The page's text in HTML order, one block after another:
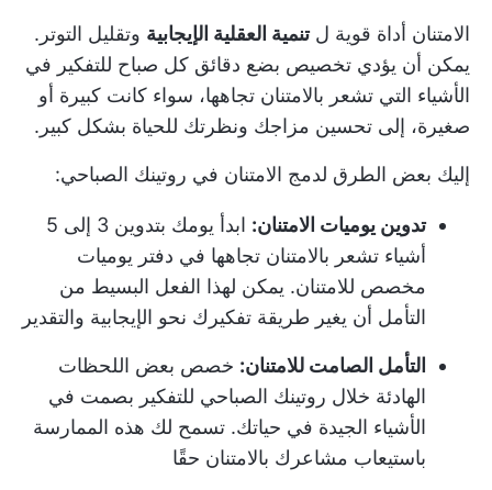
الامتنان أداة قوية لتنمية العقلية الإيجابية وتقليل التوتر.
يمكن أن يؤدي تخصيص بضع دقائق كل صباح للتفكير في
الأشياء التي تشعر بالامتنان تجاهها، سواء كانت كبيرة أو
صغيرة، إلى تحسين مزاجك ونظرتك للحياة بشكل كبير.
إليك بعض الطرق لدمج الامتنان في روتينك الصباحي:
تدوين يوميات الامتنان:
ابدأ يومك بتدوين 3 إلى 5
أشياء تشعر بالامتنان تجاهها في دفتر يوميات
مخصص للامتنان. يمكن لهذا الفعل البسيط من
التأمل أن يغير طريقة تفكيرك نحو الإيجابية والتقدير
التأمل الصامت للامتنان: خصص بعض اللحظات
الهادئة خلال روتينك الصباحي للتفكير بصمت في
الأشياء الجيدة في حياتك. تسمح لك هذه الممارسة
باستيعاب مشاعرك بالامتنان حقًا